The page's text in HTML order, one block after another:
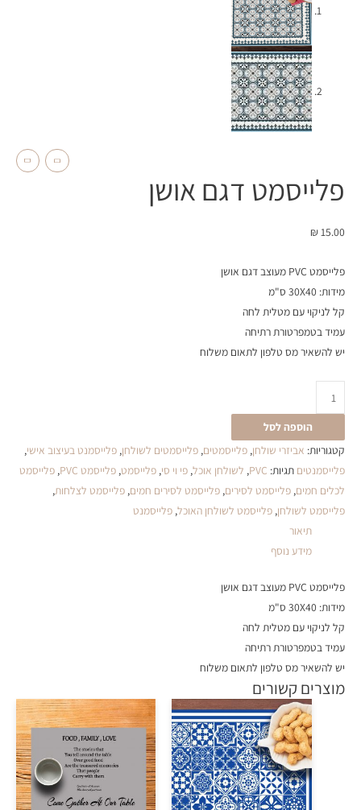
פלייסמט דגם אושן
₪ 15.00
פלייסמט PVC מעוצב דגם אושן
מידות: 30X40 ס"מ
קל לניקוי עם מטלית לחה
עמיד בטמפרטורת רתיחה
יש להשאיר מס טלפון לתאום משלוח
הוספה לסל
קטגוריות: אביזרי שולחן, פלייסמטים, פלייסמטים לשולחן, פלייסמנט בעיצוב אישי,
פלייסמנטים תגיות: PVC
, לשולחן אוכל, פי וי סי, פלייסמט, פלייסמט PVC , פלייסמט
לכלים חמים, פלייסמט לסירים, פלייסמט לסירים חמים, פלייסמט לצלחות,
פלייסמט לשולחן, פלייסמט לשולחן האוכל, פלייסמנט
תיאור
מידע נוסף
פלייסמט PVC מעוצב דגם אושן
מידות: 30X40 ס"מ
קל לניקוי עם מטלית לחה
עמיד בטמפרטורת רתיחה
יש להשאיר מס טלפון לתאום משלוח
מוצרים קשורים